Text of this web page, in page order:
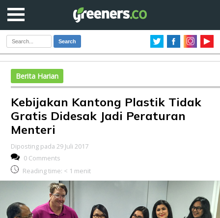
Search
Berita Harian
Kebijakan Kantong Plastik Tidak
Gratis Didesak Jadi Peraturan
Menteri
Diposting pada 29 Juli 2017
0 Comments
Reading time: < 1 menit